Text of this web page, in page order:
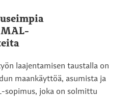
laajentamisen taustalla on
maankäyttöä, asumista ja
sopimus, joka on solmittu